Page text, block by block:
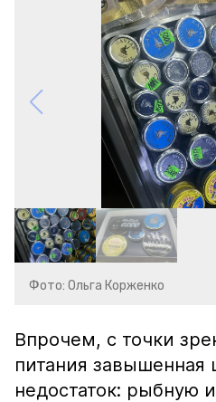
Фото: Ольга Корженко
Впрочем, с точки
питания завышенная
недостаток: рыбную